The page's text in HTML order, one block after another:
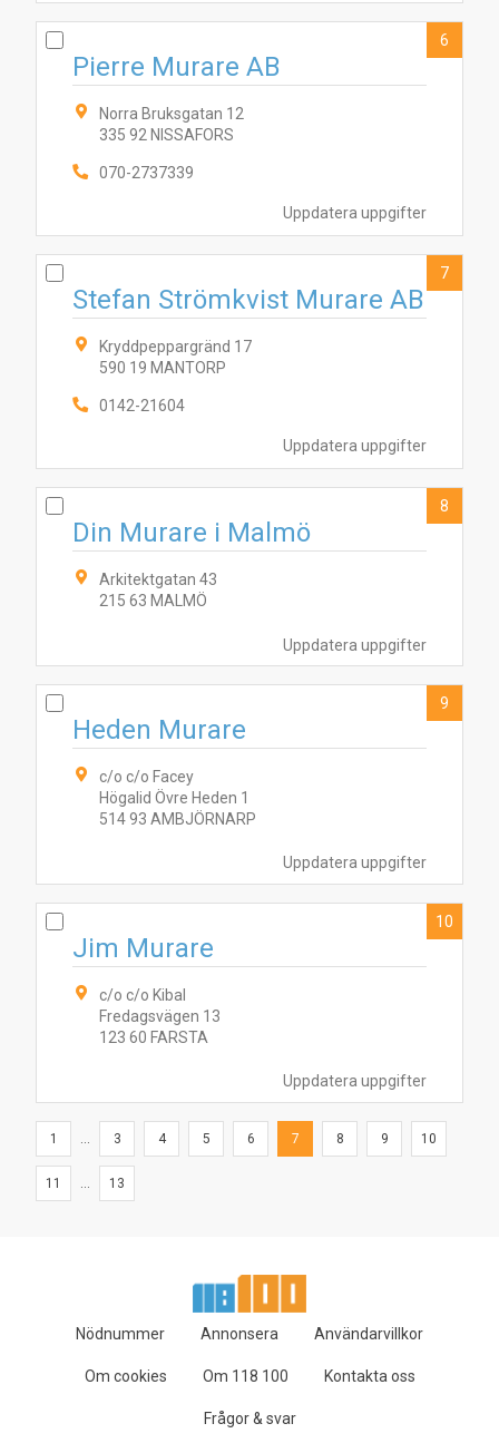
Uppdatera uppgifter
Pierre Murare AB
Norra Bruksgatan 12
335 92 NISSAFORS
070-2737339
6
Uppdatera uppgifter
Stefan Strömkvist Murare AB
Kryddpeppargränd 17
590 19 MANTORP
0142-21604
7
Uppdatera uppgifter
Din Murare i Malmö
Arkitektgatan 43
215 63 MALMÖ
8
Uppdatera uppgifter
Heden Murare
c/o c/o Facey
Högalid Övre Heden 1
514 93 AMBJÖRNARP
9
Uppdatera uppgifter
Jim Murare
c/o c/o Kibal
Fredagsvägen 13
123 60 FARSTA
10
1 ... 3 4 5 6 7 8 9 10
11 ... 13
Nödnummer Annonsera Användarvillkor
Om cookies Om 118 100 Kontakta oss
Frågor & svar